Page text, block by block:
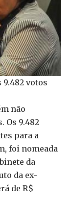
votos
não
Os 9.482
para a
foi nomeada
da
da ex-
de R$